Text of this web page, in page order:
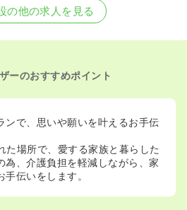
の他の求人を見る
ーのおすすめポイント
で、思いや願いを叶えるお手伝
場所で、愛する家族と暮らした
為、介護負担を軽減しながら、家
伝いをします。